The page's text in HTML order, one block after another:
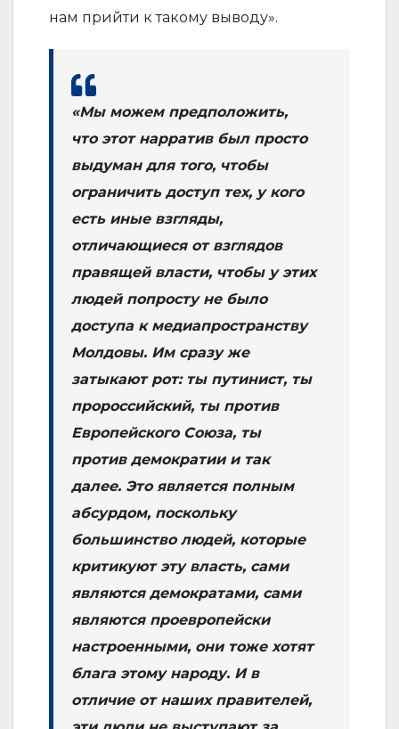
нам прийти к такому выводу».
«Мы можем предположить,
что этот нарратив был просто
выдуман для того, чтобы
ограничить доступ тех, у кого
есть иные взгляды,
отличающиеся от взглядов
правящей власти, чтобы у этих
людей попросту не было
доступа к медиапространству
Молдовы. Им сразу же
затыкают рот: ты путинист, ты
пророссийский, ты против
Европейского Союза, ты
против демократии и так
далее. Это является полным
абсурдом, поскольку
большинство людей, которые
критикуют эту власть, сами
являются демократами, сами
являются проевропейски
настроенными, они тоже хотят
блага этому народу. И в
отличие от наших правителей,